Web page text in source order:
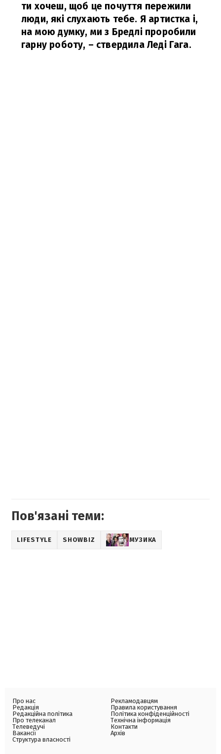
ти хочеш, щоб це почуття пережили
люди, які слухають тебе. Я артистка і,
на мою думку, ми з Бредлі проробили
гарну роботу, – ствердила Леді Гага.
Пов'язані теми:
LIFESTYLE SHOWBIZ МУЗИКА
Про нас
Редакція
Редакційна політика
Про телеканал
Телеведучі
Вакансії
Структура власності
Рекламодавцям
Правила користування
Політика конфіденційності
Технічна інформація
Контакти
Архів